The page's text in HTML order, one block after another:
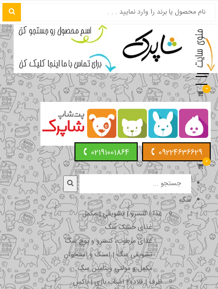
0
09224636629
02191001864
0
سگ
غذا | کنسرو | تشویقی | مکمل
غذای خشک سگ
غذای مرطوب، کنسرو و پوچ سگ
تشویقی سگ | اسنک و استخوان
مکمل و مولتی ویتامین سگ
ظرف | قلاده | اسباب بازی | باکس